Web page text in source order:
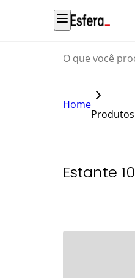
O que você
Home
Produtos
Estante